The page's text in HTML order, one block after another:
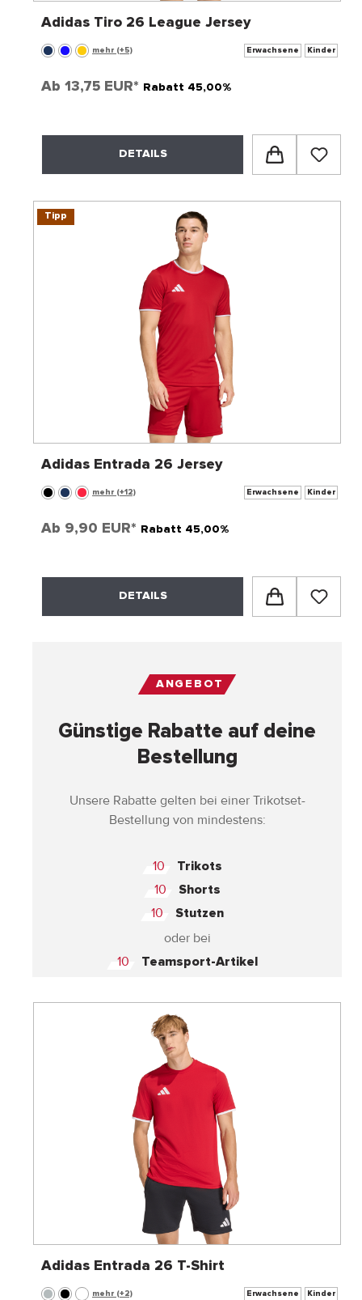
Adidas Tiro 26 League Jersey
mehr (+5) Erwachsene Kinder
Ab 13,75 EUR* Rabatt 45,00%
DETAILS
Tipp
Adidas Entrada 26 Jersey
mehr (+12) Erwachsene Kinder
Ab 9,90 EUR* Rabatt 45,00%
DETAILS
ANGEBOT
Günstige Rabatte auf deine
Bestellung
Unsere Rabatte gelten bei einer Trikotset-
Bestellung von mindestens:
10 Trikots
10 Shorts
10 Stutzen
oder bei
10
Teamsport-Artikel
Adidas Entrada 26 T-Shirt
mehr (+2) Erwachsene Kinder